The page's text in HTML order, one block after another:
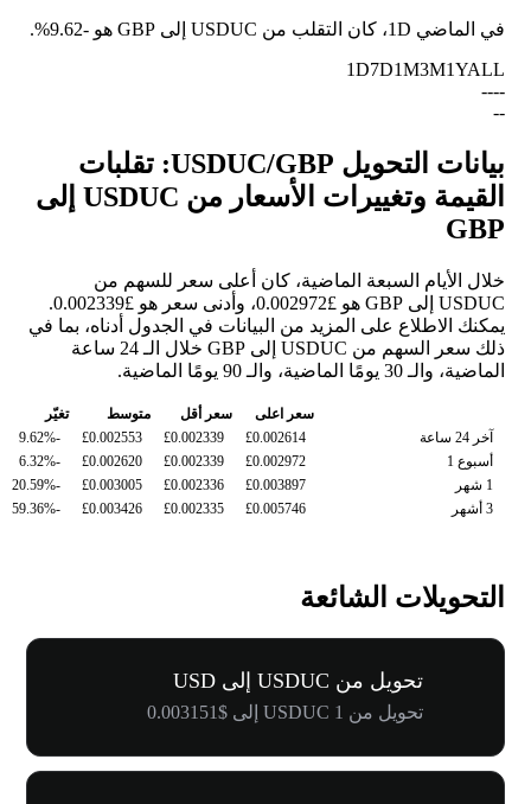
في الماضي 1D، كان التقلب من USDUC إلى GBP هو -9.62%
.
1D7D1M3M1YALL
--
--
--
بيانات التحويل USDUC/GBP: تقلبات
القيمة وتغييرات الأسعار من USDUC إلى
GBP
خلال الأيام السبعة الماضية، كان أعلى سعر للسهم من
USDUC إلى GBP هو £0.002972، وأدنى سعر هو £0.002339.
يمكنك الاطلاع على المزيد من البيانات في الجدول أدناه، بما في
ذلك سعر السهم من USDUC إلى GBP خلال الـ 24 ساعة
الماضية، والـ 30 يومًا الماضية، والـ 90 يومًا الماضية.
سعر اعلى سعر أقل متوسط
تغيّر
آخر 24 ساعة
£0.002614
£0.002339
£0.002553
-9.62%
أسبوع 1
£0.002972
£0.002339
£0.002620
-6.32%
1 شهر
£0.003897
£0.002336
£0.003005
-20.59%
3 أشهر
£0.005746
£0.002335
£0.003426
-59.36%
التحويلات الشائعة
تحويل من USDUC إلى USD
تحويل من 1 USDUC إلى $0.003151